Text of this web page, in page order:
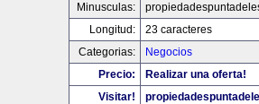
Minusculas:
Longitud:
23 caracteres
Categorias:
Negocios
Precio:
Realizar una oferta!
Visitar!